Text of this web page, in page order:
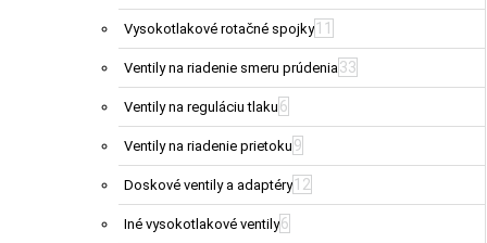
Vysokotlakové rotačné spojky 11
Ventily na riadenie smeru prúdenia33
Ventily na reguláciu tlaku 6
Ventily na riadenie prietoku 9
Doskové ventily a adaptéry 12
Iné vysokotlakové ventily6